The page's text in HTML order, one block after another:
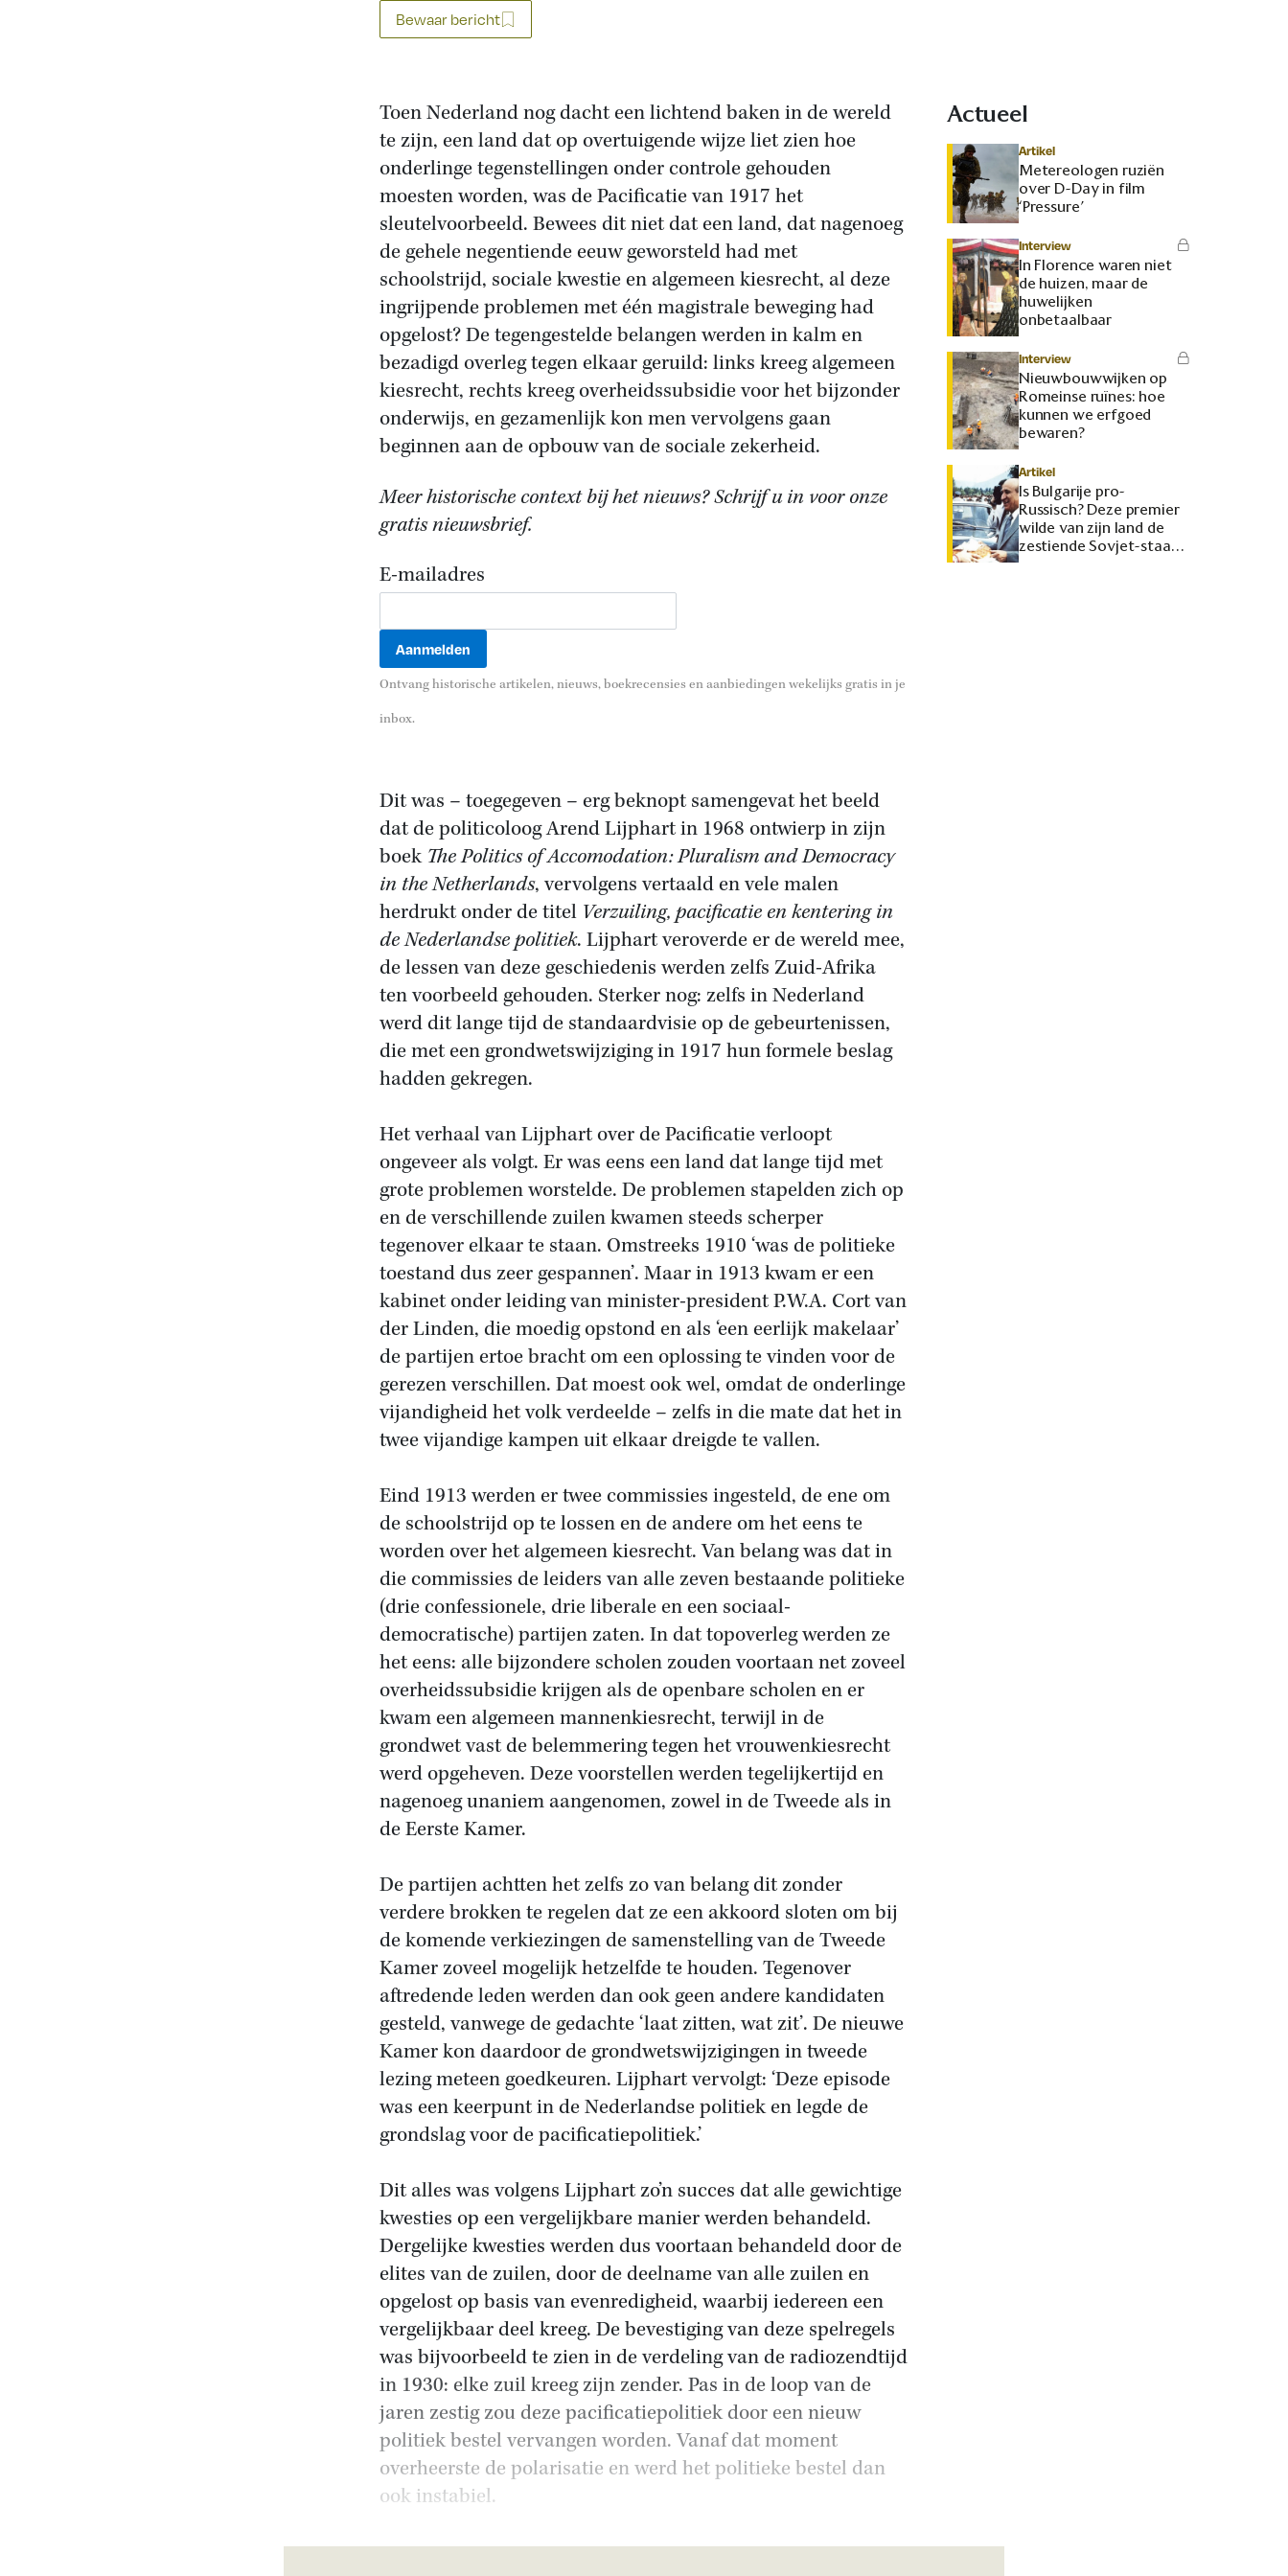
Bewaar bericht
Toen Nederland nog dacht een lichtend baken in de wereld
te zijn, een land dat op overtuigende wijze liet zien hoe
onderlinge tegenstellingen onder controle gehouden
moesten worden, was de Pacificatie van 1917 het
sleutelvoorbeeld. Bewees dit niet dat een land, dat nagenoeg
de gehele negentiende eeuw geworsteld had met
schoolstrijd, sociale kwestie en algemeen kiesrecht, al deze
ingrijpende problemen met één magistrale beweging had
opgelost? De tegengestelde belangen werden in kalm en
bezadigd overleg tegen elkaar geruild: links kreeg algemeen
kiesrecht, rechts kreeg overheidssubsidie voor het bijzonder
onderwijs, en gezamenlijk kon men vervolgens gaan
beginnen aan de opbouw van de sociale zekerheid.
Meer historische context bij het nieuws? Schrijf u in voor onze
gratis nieuwsbrief.
E-mailadres
Ontvang historische artikelen, nieuws, boekrecensies en aanbiedingen wekelijks gratis in je
inbox.
Dit was – toegegeven – erg beknopt samengevat het beeld
dat de politicoloog Arend Lijphart in 1968 ontwierp in zijn
boek The Politics of Accomodation: Pluralism and Democracy
in the Netherlands, vervolgens vertaald en vele malen
herdrukt onder de titel Verzuiling, pacificatie en kentering in
de Nederlandse politiek. Lijphart veroverde er de wereld mee,
de lessen van deze geschiedenis werden zelfs Zuid-Afrika
ten voorbeeld gehouden. Sterker nog: zelfs in Nederland
werd dit lange tijd de standaardvisie op de gebeurtenissen,
die met een grondwetswijziging in 1917 hun formele beslag
hadden gekregen.
Het verhaal van Lijphart over de Pacificatie verloopt
ongeveer als volgt. Er was eens een land dat lange tijd met
grote problemen worstelde. De problemen stapelden zich op
en de verschillende zuilen kwamen steeds scherper
tegenover elkaar te staan. Omstreeks 1910 ‘was de politieke
toestand dus zeer gespannen’. Maar in 1913 kwam er een
kabinet onder leiding van minister-president P.W.A. Cort van
der Linden, die moedig opstond en als ‘een eerlijk makelaar’
de partijen ertoe bracht om een oplossing te vinden voor de
gerezen verschillen. Dat moest ook wel, omdat de onderlinge
vijandigheid het volk verdeelde – zelfs in die mate dat het in
twee vijandige kampen uit elkaar dreigde te vallen.
Eind 1913 werden er twee commissies ingesteld, de ene om
de schoolstrijd op te lossen en de andere om het eens te
worden over het algemeen kiesrecht. Van belang was dat in
die commissies de leiders van alle zeven bestaande politieke
(drie confessionele, drie liberale en een sociaal-
democratische) partijen zaten. In dat topoverleg werden ze
het eens: alle bijzondere scholen zouden voortaan net zoveel
overheidssubsidie krijgen als de openbare scholen en er
kwam een algemeen mannenkiesrecht, terwijl in de
grondwet vast de belemmering tegen het vrouwenkiesrecht
werd opgeheven. Deze voorstellen werden tegelijkertijd en
nagenoeg unaniem aangenomen, zowel in de Tweede als in
de Eerste Kamer.
De partijen achtten het zelfs zo van belang dit zonder
verdere brokken te regelen dat ze een akkoord sloten om bij
de komende verkiezingen de samenstelling van de Tweede
Kamer zoveel mogelijk hetzelfde te houden. Tegenover
aftredende leden werden dan ook geen andere kandidaten
gesteld, vanwege de gedachte ‘laat zitten, wat zit’. De nieuwe
Kamer kon daardoor de grondwetswijzigingen in tweede
lezing meteen goedkeuren. Lijphart vervolgt: ‘Deze episode
was een keerpunt in de Nederlandse politiek en legde de
grondslag voor de pacificatiepolitiek.’
Dit alles was volgens Lijphart zo’n succes dat alle gewichtige
kwesties op een vergelijkbare manier werden behandeld.
Dergelijke kwesties werden dus voortaan behandeld door de
elites van de zuilen, door de deelname van alle zuilen en
opgelost op basis van evenredigheid, waarbij iedereen een
vergelijkbaar deel kreeg. De bevestiging van deze spelregels
was bijvoorbeeld te zien in de verdeling van de radiozendtijd
in 1930: elke zuil kreeg zijn zender. Pas in de loop van de
jaren zestig zou deze pacificatiepolitiek door een nieuw
politiek bestel vervangen worden. Vanaf dat moment
overheerste de polarisatie en werd het politieke bestel dan
ook instabiel.
Actueel
Artikel
Metereologen ruziën
over D-Day in film
‘Pressure’
Interview
In Florence waren niet
de huizen, maar de
huwelijken
onbetaalbaar
Interview
Nieuwbouwwijken op
Romeinse ruïnes: hoe
kunnen we erfgoed
bewaren?
Artikel
Is Bulgarije pro-
Russisch? Deze premier
wilde van zijn land de
zestiende Sovjet-staat
maken